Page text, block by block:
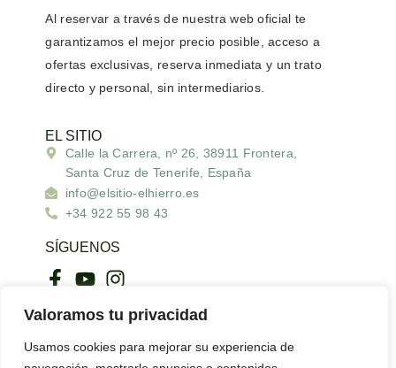
Valoramos tu privacidad
Usamos cookies para mejorar su experiencia de
Al reservar a través de nuestra web oficial te
garantizamos el mejor precio posible , acceso a
ofertas exclusivas
reserva inmediata y untrato
directo y personal , sin intermediarios.
EL SITIO
Calle la Carrera, nº 26, 38911 Frontera,
Santa Cruz de Tenerife, España
info@elsitio-elhierro.es
+34 922 55 98 43
SÍGUENOS
ENLACES DE INTERÉS
Bimbache.info